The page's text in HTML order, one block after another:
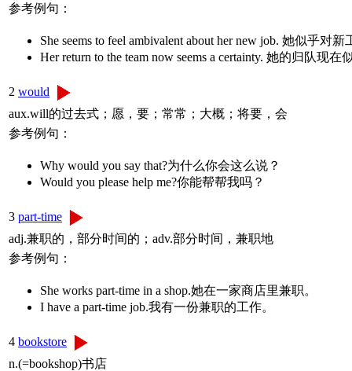
参考例句：
She seems to feel ambivalent about her new job. 她似乎对
Her return to the team now seems a certainty. 她的归队现
2 would
aux.will的过去式；愿，要；常常；大概；将要，会
参考例句：
Why would you say that?为什么你会这么说？
Would you please help me?你能帮帮我吗？
3 part-time
adj.兼职的，部分时间的；adv.部分时间，兼职地
参考例句：
She works part-time in a shop.她在一家商店里兼职。
I have a part-time job.我有一份兼职的工作。
4 bookstore
n.(=bookshop)书店